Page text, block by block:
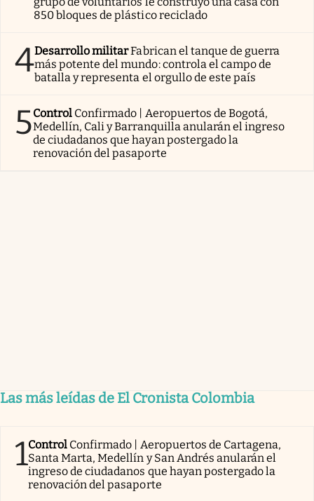
850 bloques de plástico reciclado
4Desarrollo militarFabrican el tanque de guerra
más potente del mundo: controla el campo de
batalla y representa el orgullo de este país
5Control Confirmado | Aeropuertos de Bogotá,
Medellín, Cali y Barranquilla anularán el ingreso
de ciudadanos que hayan postergado la
renovación del pasaporte
Las más leídas de El Cronista Colombia
1Control Confirmado | Aeropuertos de Cartagena,
Santa Marta, Medellín y San Andrés anularán el
ingreso de ciudadanos que hayan postergado la
renovación del pasaporte